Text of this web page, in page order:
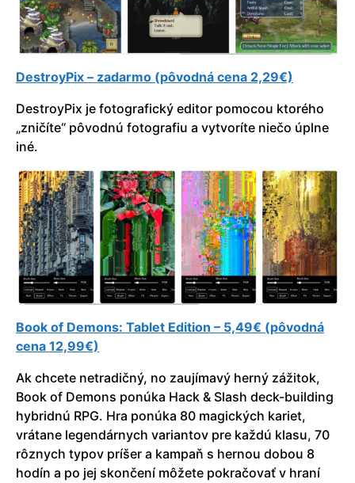
DestroyPix – zadarmo (pôvodná cena 2,29€)
DestroyPix je fotografický editor pomocou ktorého
„zničíte“ pôvodnú fotografiu a vytvoríte niečo úplne
iné.
Book of Demons: Tablet Edition – 5,49€ (pôvodná
cena 12,99€)
Ak chcete netradičný, no zaujímavý herný zážitok,
Book of Demons ponúka Hack & Slash deck-building
hybridnú RPG. Hra ponúka 80 magických kariet,
vrátane legendárnych variantov pre každú klasu, 70
rôznych typov príšer a kampaň s hernou dobou 8
hodín a po jej skončení môžete pokračovať v hraní